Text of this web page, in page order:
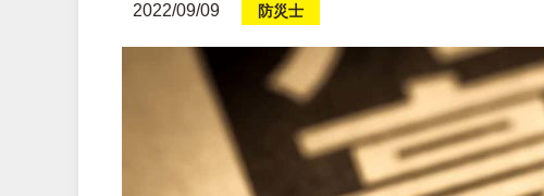
2022/09/09 防災士